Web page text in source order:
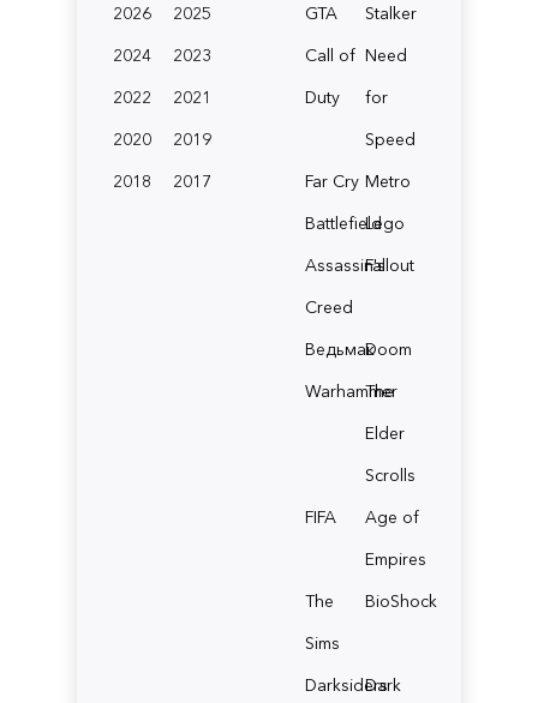
2026
2025
2024
2023
2022
2021
2020
2019
2018
2017
GTA
Stalker
Call of
Duty
Need
for
Speed
Far Cry Metro
BattlefieldLego
Assassin's
Creed
Fallout
ВедьмакDoom
Warhammer
The
Elder
Scrolls
FIFA
Age of
Empires
The
Sims
BioShock
Darksiders
Dark